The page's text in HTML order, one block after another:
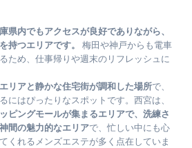
県内でもアクセスが良好でありながら、
持つエリアです。
梅田や神戸からも電車
ため、仕事帰りや週末のリフレッシュに
リアと静かな住宅街が調和した場所で、
にはぴったりなスポットです。西宮は、
ピングモールが集まるエリアで、洗練さ
間の魅力的なエリアで、忙しい中にも心
くれるメンズエステが多く点在していま